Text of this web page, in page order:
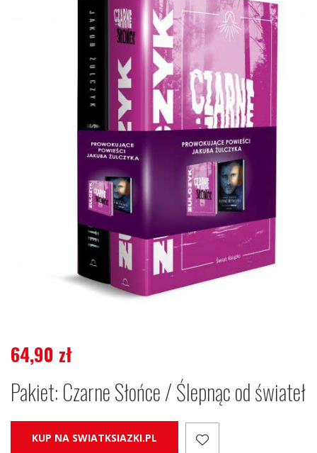
64,90 zł
Pakiet: Czarne Słońce / Ślepnąc od świateł
KUP NA SWIATKSIAZKI.PL